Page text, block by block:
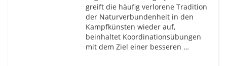
greift die häufig verlorene Tradition
der Naturverbundenheit in den
Kampfkünsten wieder auf,
beinhaltet Koordinationsübungen
mit dem Ziel einer besseren …